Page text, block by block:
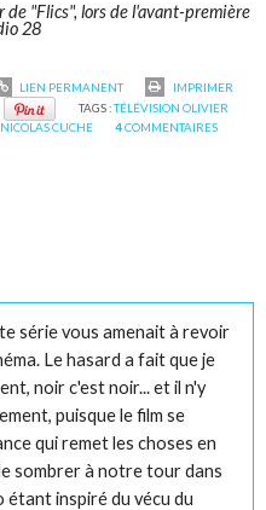
de "Flics", lors de l'avant-première
28
LIEN PERMANENT
IMPRIMER
TAGS :TÉLÉVISION OLIVIER
NICOLAS CUCHE 4COMMENTAIRES
série vous amenait à revoir
Le hasard a fait que je
noir c'est noir... et il n'y
puisque le film se
qui remet les choses en
sombrer à notre tour dans
étant inspiré du vécu du